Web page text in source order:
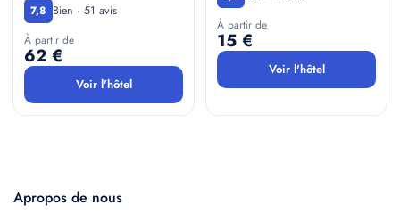
7,8 Bien · 51 avis
À partir de
62 €
Voir l'hôtel
À partir de
15 €
Voir l'hôtel
Apropos de nous